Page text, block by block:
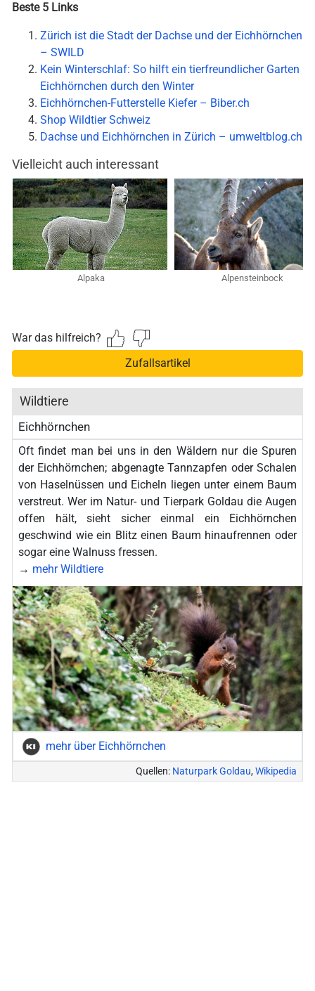
Beste 5 Links
Zürich ist die Stadt der Dachse und der Eichhörnchen
– SWILD
Kein Winterschlaf: So hilft ein tierfreundlicher Garten
Eichhörnchen durch den Winter
Eichhörnchen-Futterstelle Kiefer – Biber.ch
Shop Wildtier Schweiz
Dachse und Eichhörnchen in Zürich – umweltblog.ch
Vielleicht auch interessant
Alpaka Alpensteinbock
War das hilfreich?
Zufallsartikel
Wildtiere
Eichhörnchen
Oft findet man bei uns in den Wäldern nur die Spuren
der Eichhörnchen; abgenagte Tannzapfen oder Schalen
von Haselnüssen und Eicheln liegen unter einem Baum
verstreut. Wer im Natur- und Tierpark Goldau die Augen
offen hält, sieht sicher einmal ein Eichhörnchen
geschwind wie ein Blitz einen Baum hinaufrennen oder
sogar eine Walnuss fressen.
→ mehr Wildtiere
mehr über Eichhörnchen
Quellen: Naturpark Goldau,Wikipedia